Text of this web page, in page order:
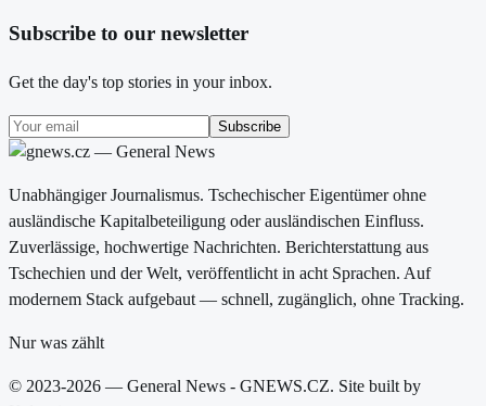
Subscribe to our newsletter
Get the day's top stories in your inbox.
Subscribe
Unabhängiger Journalismus. Tschechischer Eigentümer ohne
ausländische Kapitalbeteiligung oder ausländischen Einfluss.
Zuverlässige, hochwertige Nachrichten. Berichterstattung aus
Tschechien und der Welt, veröffentlicht in acht Sprachen. Auf
modernem Stack aufgebaut — schnell, zugänglich, ohne Tracking.
Nur was zählt
© 2023-2026 — General News - GNEWS.CZ. Site built by